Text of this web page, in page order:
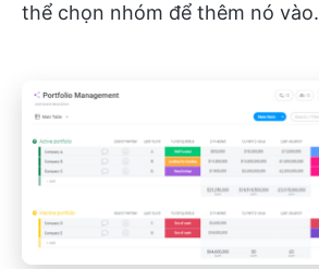
thể chọn nhóm để thêm nó vào.